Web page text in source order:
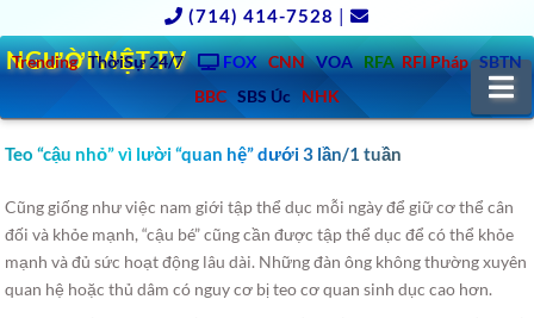
(714) 414-7528 |
Trending ThờiSự 24/7 FOX CNN VOA RFA RFI Pháp SBTN
BBC SBS Úc NHK
NGƯỜIVIỆT.TV
Teo “cậu nhỏ” vì lười “quan hệ” dưới 3 lần/1 tuần
Cũng giống như việc nam giới tập thể dục mỗi ngày để giữ cơ thể cân
đối và khỏe mạnh, “cậu bé” cũng cần được tập thể dục để có thể khỏe
mạnh và đủ sức hoạt động lâu dài. Những đàn ông không thường xuyên
quan hệ hoặc thủ dâm có nguy cơ bị teo cơ quan sinh dục cao hơn.